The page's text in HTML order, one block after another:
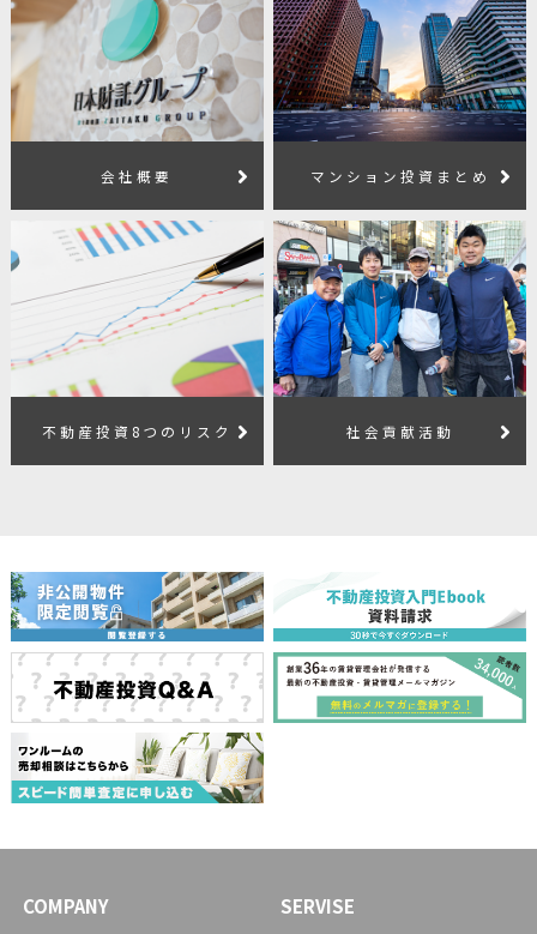
会社概要 マンション投資まとめ
不動産投資8つのリスク 社会貢献活動
COMPANY SERVISE